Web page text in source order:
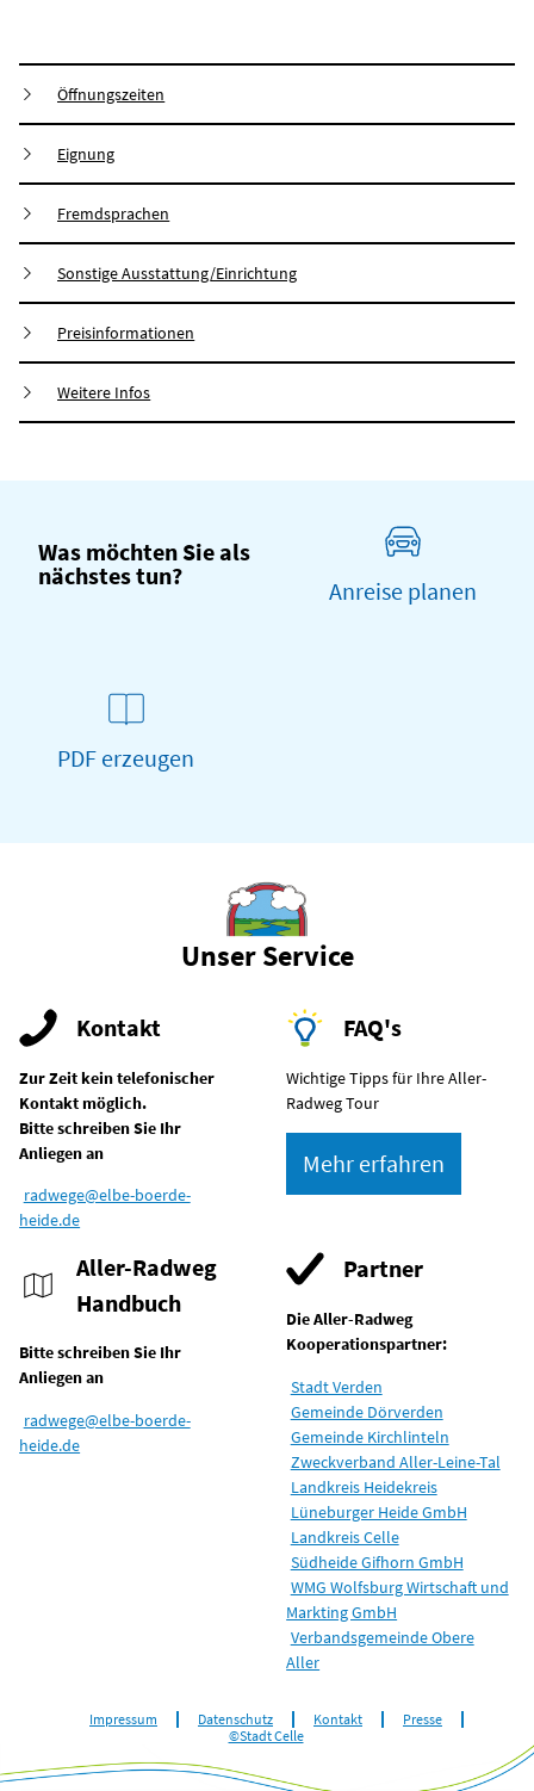
Öffnungszeiten
Eignung
Fremdsprachen
Sonstige Ausstattung/Einrichtung
Preisinformationen
Weitere Infos
Was möchten Sie als
nächstes tun? Anreise planen
PDF erzeugen
Unser Service
Kontakt
Zur Zeit kein telefonischer
Kontakt möglich.
Bitte schreiben Sie Ihr
Anliegen an
radwege@elbe-boerde-
heide.de
FAQ's
Wichtige Tipps für Ihre Aller-
Radweg Tour
Mehr erfahren
Aller-Radweg
Handbuch
Bitte schreiben Sie Ihr
Anliegen an
radwege@elbe-boerde-
heide.de
Partner
Die Aller-Radweg
Kooperationspartner:
Stadt Verden
Gemeinde Dörverden
Gemeinde Kirchlinteln
Zweckverband Aller-Leine-Tal
Landkreis Heidekreis
Lüneburger Heide GmbH
Landkreis Celle
Südheide Gifhorn GmbH
WMG Wolfsburg Wirtschaft und
Markting GmbH
Verbandsgemeinde Obere
Aller
Impressum Datenschutz Kontakt
Presse
©Stadt Celle